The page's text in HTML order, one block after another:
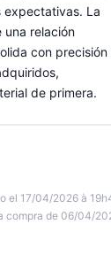
expectativas. La
una relación
con precisión
de primera.
el 17/04/2026 à
compra de 06/04/